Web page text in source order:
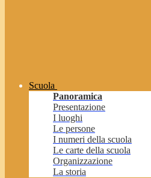
Scuola
Panoramica
Presentazione
I luoghi
Le persone
I numeri della scuola
Le carte della scuola
Organizzazione
La storia